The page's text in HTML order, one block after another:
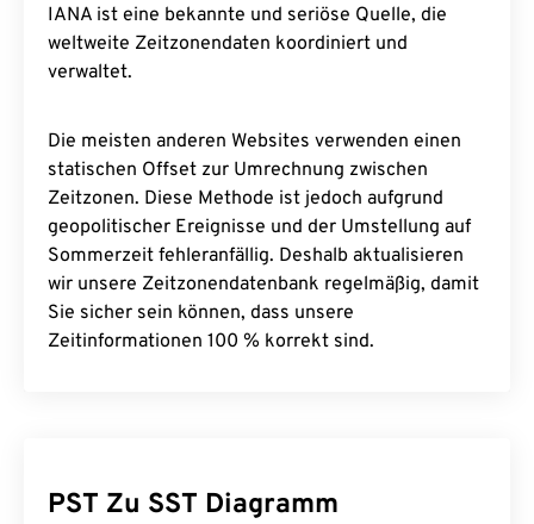
IANA ist eine bekannte und seriöse Quelle, die
weltweite Zeitzonendaten koordiniert und
verwaltet.
Die meisten anderen Websites verwenden einen
statischen Offset zur Umrechnung zwischen
Zeitzonen. Diese Methode ist jedoch aufgrund
geopolitischer Ereignisse und der Umstellung auf
Sommerzeit fehleranfällig. Deshalb aktualisieren
wir unsere Zeitzonendatenbank regelmäßig, damit
Sie sicher sein können, dass unsere
Zeitinformationen 100 % korrekt sind.
PST Zu SST Diagramm